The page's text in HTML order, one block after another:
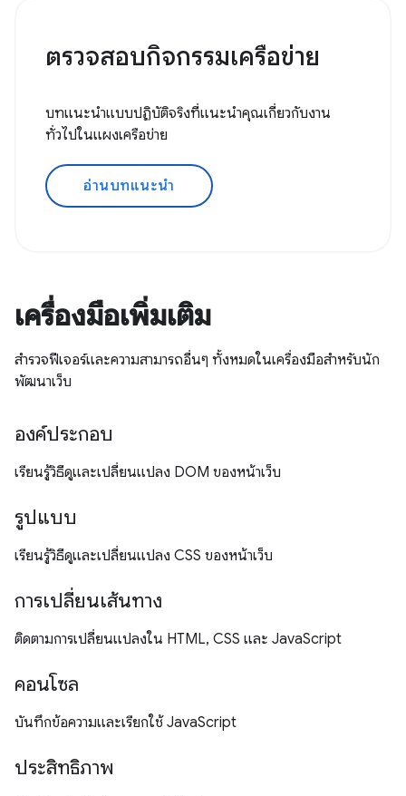
ตรวจสอบกิจกรรมเครือข่าย
บทแนะนำแบบปฏิบัติจริงที่แนะนำคุณเกี่ยวกับงาน
ทั่วไปในแผงเครือข่าย
อ่านบทแนะนำ
เครื่องมือเพิ่มเติม
สำรวจฟีเจอร์และความสามารถอื่นๆ ทั้งหมดในเครื่องมือสำหรับนัก
พัฒนาเว็บ
องค์ประกอบ
เรียนรู้วิธีดูและเปลี่ยนแปลง DOM ของหน้าเว็บ
รูปแบบ
เรียนรู้วิธีดูและเปลี่ยนแปลง CSS ของหน้าเว็บ
การเปลี่ยนเส้นทาง
ติดตามการเปลี่ยนแปลงใน HTML, CSS และ JavaScript
คอนโซล
บันทึกข้อความและเรียกใช้ JavaScript
ประสิทธิภาพ